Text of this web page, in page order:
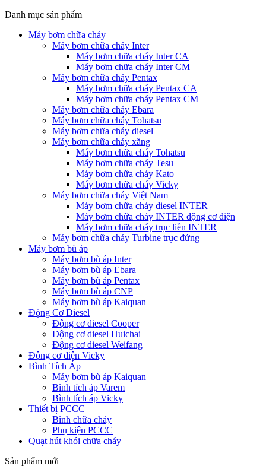
Danh mục sản phẩm
Máy bơm chữa cháy
Máy bơm chữa cháy Inter
Máy bơm chữa cháy Inter CA
Máy bơm chữa cháy Inter CM
Máy bơm chữa cháy Pentax
Máy bơm chữa cháy Pentax CA
Máy bơm chữa cháy Pentax CM
Máy bơm chữa cháy Ebara
Máy bơm chữa cháy Tohatsu
Máy bơm chữa cháy diesel
Máy bơm chữa cháy xăng
Máy bơm chữa cháy Tohatsu
Máy bơm chữa cháy Tesu
Máy bơm chữa cháy Kato
Máy bơm chữa cháy Vicky
Máy bơm chữa cháy Việt Nam
Máy bơm chữa cháy diesel INTER
Máy bơm chữa cháy INTER động cơ điện
Máy bơm chữa cháy trục liền INTER
Máy bơm chữa cháy Turbine trục đứng
Máy bơm bù áp
Máy bơm bù áp Inter
Máy bơm bù áp Ebara
Máy bơm bù áp Pentax
Máy bơm bù áp CNP
Máy bơm bù áp Kaiquan
Động Cơ Diesel
Động cơ diesel Cooper
Động cơ diesel Huichai
Động cơ diesel Weifang
Động cơ điện Vicky
Bình Tích Áp
Máy bơm bù áp Kaiquan
Bình tích áp Varem
Bình tích áp Vicky
Thiết bị PCCC
Bình chữa cháy
Phụ kiện PCCC
Quạt hút khói chữa cháy
Sản phẩm mới